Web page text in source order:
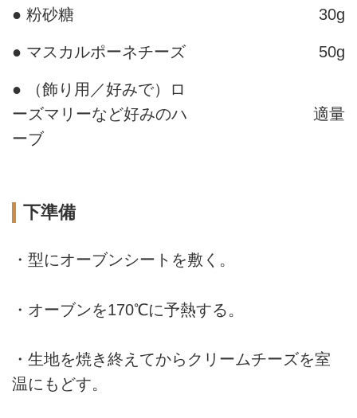
● 粉砂糖 30g
● マスカルポーネチーズ 50g
● （飾り用／好みで）ロ
ーズマリーなど好みのハ
ーブ
適量
下準備
・型にオーブンシートを敷く。
・オーブンを170℃に予熱する。
・生地を焼き終えてからクリームチーズを室
温にもどす。